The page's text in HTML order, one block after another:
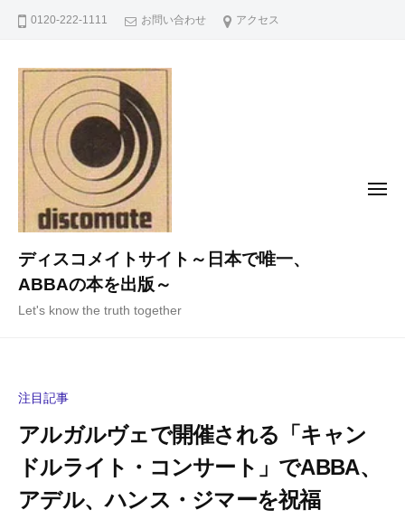
0120-222-1111 お問い合わせ アクセス
ディスコメイトサイト～日本で唯一、
ABBAの本を出版～
Let's know the truth together
メ
注目記事
アルガルヴェで開催される「キャン
ドルライト・コンサート」でABBA、
アデル、ハンス・ジマーを祝福